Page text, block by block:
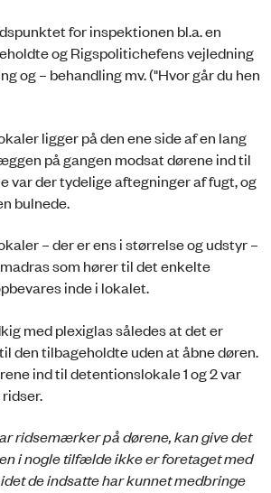
for inspektionen bl.a. en
og Rigspolitichefens vejledning
og – behandling mv. ("Hvor går du hen
ligger på den ene side af en lang
på gangen modsat dørene ind til
var der tydelige aftegninger af fugt, og
bulnede.
– der er ens i størrelse og udstyr –
som hører til det enkelte
inde i lokalet.
med plexiglas således at det er
den tilbageholdte uden at åbne døren.
ind til detentionslokale 1 og 2 var
ridsemærker på dørene, kan give det
i nogle tilfælde ikke er foretaget med
de indsatte har kunnet medbringe